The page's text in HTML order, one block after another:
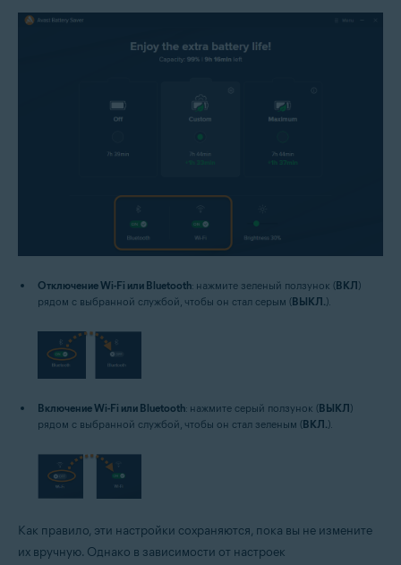
Отключение Wi-Fi или Bluetooth: нажмите зеленый ползунок (ВКЛ)
рядом с выбранной службой, чтобы он стал серым (ВЫКЛ.).
Включение Wi-Fi или Bluetooth: нажмите серый ползунок (ВЫКЛ)
рядом с выбранной службой, чтобы он стал зеленым (ВКЛ.).
Как правило, эти настройки сохраняются, пока вы не измените
их вручную. Однако в зависимости от настроек